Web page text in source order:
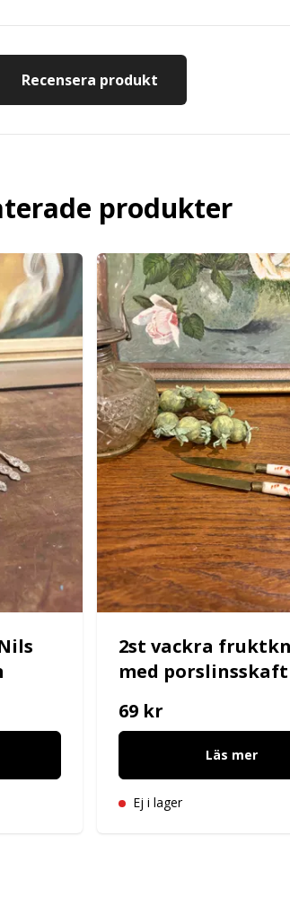
Recensera produkt
produkter
2st vackra
med porslinsskaft
69 kr
Läs mer
Ej i lager